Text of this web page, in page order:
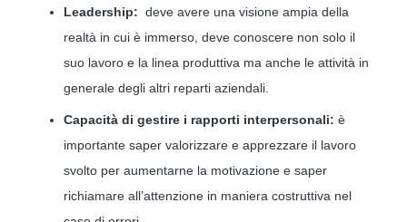
Leadership: deve avere una visione ampia della
realtà in cui è immerso, deve conoscere non solo il
suo lavoro e la linea produttiva ma anche le attività in
generale degli altri reparti aziendali.
Capacità di gestire i rapporti interpersonali: è
importante saper valorizzare e apprezzare il lavoro
svolto per aumentarne la motivazione e saper
richiamare all’attenzione in maniera costruttiva nel